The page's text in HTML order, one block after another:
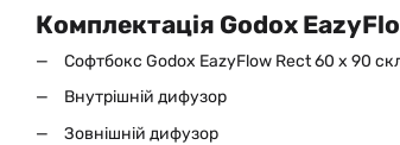
Комплектація Godox
Софтбокс Godox EazyFlow Rect 60 x 90
Внутрішній дифузор
Зовнішній дифузор